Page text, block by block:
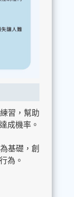
習，幫助
成機率。
基礎，創
為。